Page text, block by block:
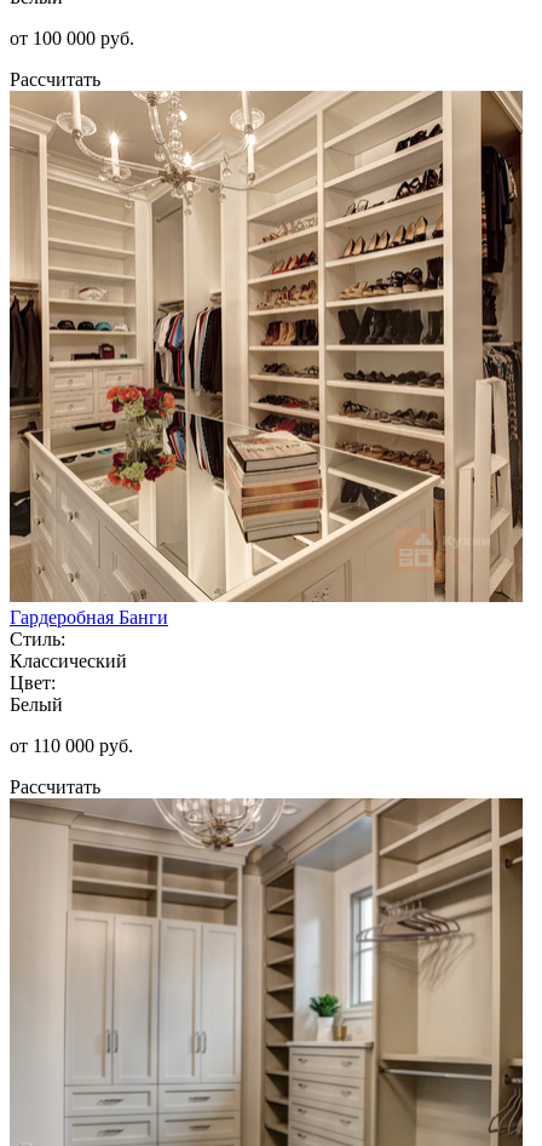
от 100 000 руб.
Рассчитать
Гардеробная Банги
Стиль:
Классический
Цвет:
Белый
от 110 000 руб.
Рассчитать